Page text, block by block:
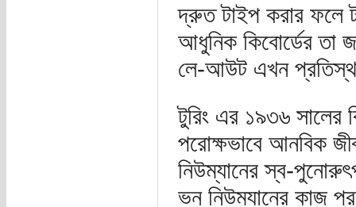
দ্রুত টাইপ করার ফলে
আধুনিক কিবোর্ডের তা
লে-আউট এখন
টুরিং এর ১৯৩৬ সালের
পরোক্ষভাবে আনবিক
নিউম্যানের স্ব-
ভন নিউম্যানের কাজ